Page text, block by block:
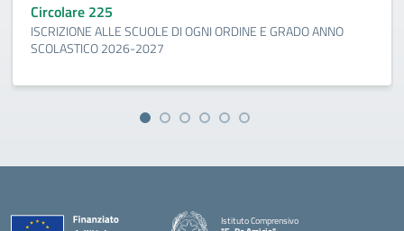
Circolare 225
ISCRIZIONE ALLE SCUOLE DI OGNI ORDINE E GRADO ANNO
SCOLASTICO 2026-2027
Istituto Comprensivo